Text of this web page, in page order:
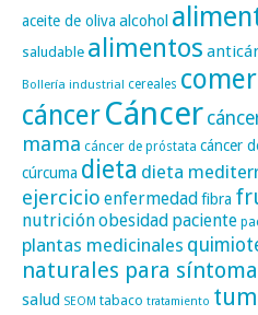
aceite de oliva alcohol
saludable alimentos
Bollería industrial cereales
cáncerCáncer
mama cáncer de próstata cáncer
cúrcuma dieta dieta
ejercicio enfermedadfibra
nutriciónobesidad paciente
plantas medicinales
naturales para
salud SEOM tabaco tratamiento